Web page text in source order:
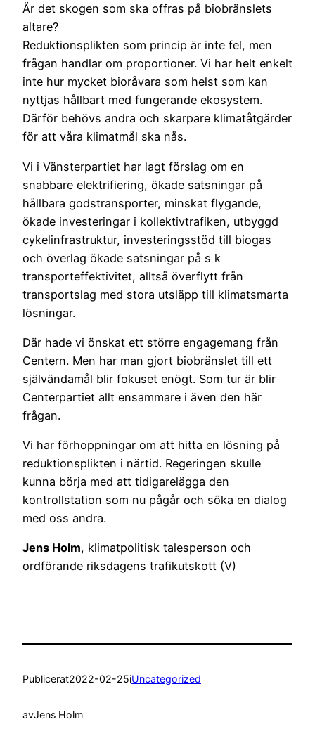
Är det skogen som ska offras på biobränslets
altare?
Reduktionsplikten som princip är inte fel, men
frågan handlar om proportioner. Vi har helt enkelt
inte hur mycket bioråvara som helst som kan
nyttjas hållbart med fungerande ekosystem.
Därför behövs andra och skarpare klimatåtgärder
för att våra klimatmål ska nås.
Vi i Vänsterpartiet har lagt förslag om en
snabbare elektrifiering, ökade satsningar på
hållbara godstransporter, minskat flygande,
ökade investeringar i kollektivtrafiken, utbyggd
cykelinfrastruktur, investeringsstöd till biogas
och överlag ökade satsningar på s k
transporteffektivitet, alltså överflytt från
transportslag med stora utsläpp till klimatsmarta
lösningar.
Där hade vi önskat ett större engagemang från
Centern. Men har man gjort biobränslet till ett
självändamål blir fokuset enögt. Som tur är blir
Centerpartiet allt ensammare i även den här
frågan.
Vi har förhoppningar om att hitta en lösning på
reduktionsplikten i närtid. Regeringen skulle
kunna börja med att tidigarelägga den
kontrollstation som nu pågår och söka en dialog
med oss andra.
Jens Holm, klimatpolitisk talesperson och
ordförande riksdagens trafikutskott (V)
Publicerat2022-02-25iUncategorized
avJens Holm